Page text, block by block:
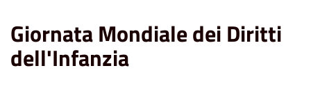
Giornata Mondiale dei Diritti
dell'Infanzia